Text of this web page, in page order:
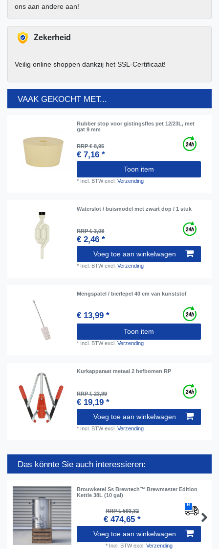
ons aan andere aan!
Zekerheid
Veilig online shoppen dankzij het SSL-Certificaat!
VAAK GEKOCHT MET...
Rubber stop voor gistingsfles pet 12/23L, met
gat 9 mm
RRP € 8,95
€ 7,16 *
Toon item
* Incl. BTWexcl.Verzending
Waterslot / buismodel met zwart dop / 1 stuk
RRP € 3,08
€ 2,46 *
Voeg toe aan winkelwagen
* Incl. BTWexcl.Verzending
Mengspatel / bierlepel 40 cm van kunststof
€ 13,99 *
Toon item
* Incl. BTWexcl.Verzending
Kurkapparaat metaal 2 hefbomen RP
RRP € 23,99
€ 19,19 *
Voeg toe aan winkelwagen
* Incl. BTWexcl.Verzending
Das könnte Sie auch interessieren:
Brouwketel Ss Brewtech™ Brewmaster Edition
Kettle 38L (10 gal)
RRP € 593,32
€ 474,65 *
Voeg toe aan winkelwagen
* Incl. BTWexcl. Verzending